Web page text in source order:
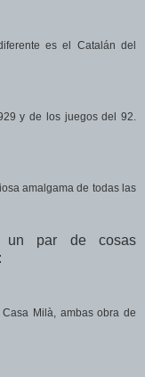
es el Catalán del
y de los juegos del 92.
amalgama de todas las
par de cosas
Milà, ambas obra de